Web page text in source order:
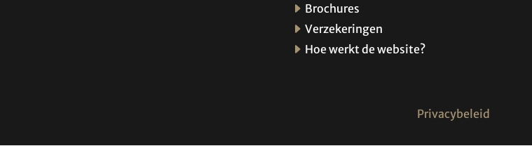
Brochures
Verzekeringen
Hoe werkt de website?
Privacybeleid